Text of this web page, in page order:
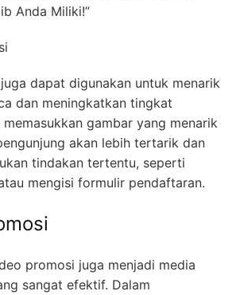
Anda Miliki!”
dapat digunakan untuk menarik
dan meningkatkan tingkat
gambar yang menarik
akan lebih tertarik dan
tindakan tertentu, seperti
mengisi formulir pendaftaran.
promosi juga menjadi media
sangat efektif. Dalam